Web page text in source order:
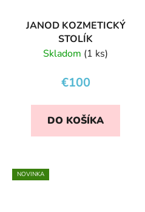
JANOD KOZMETICKÝ
STOLÍK
Skladom (1 ks)
€100
DO KOŠÍKA
NOVINKA